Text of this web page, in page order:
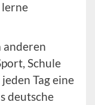
lerne
anderen
Schule
Tag eine
deutsche